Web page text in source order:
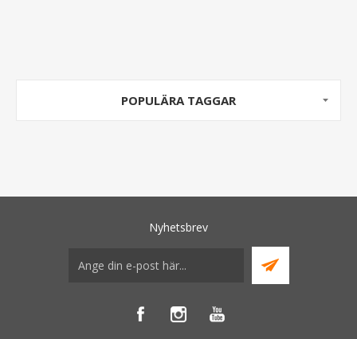
POPULÄRA TAGGAR
Nyhetsbrev